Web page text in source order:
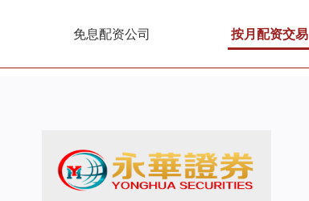
免息配资公司 按月配资交易